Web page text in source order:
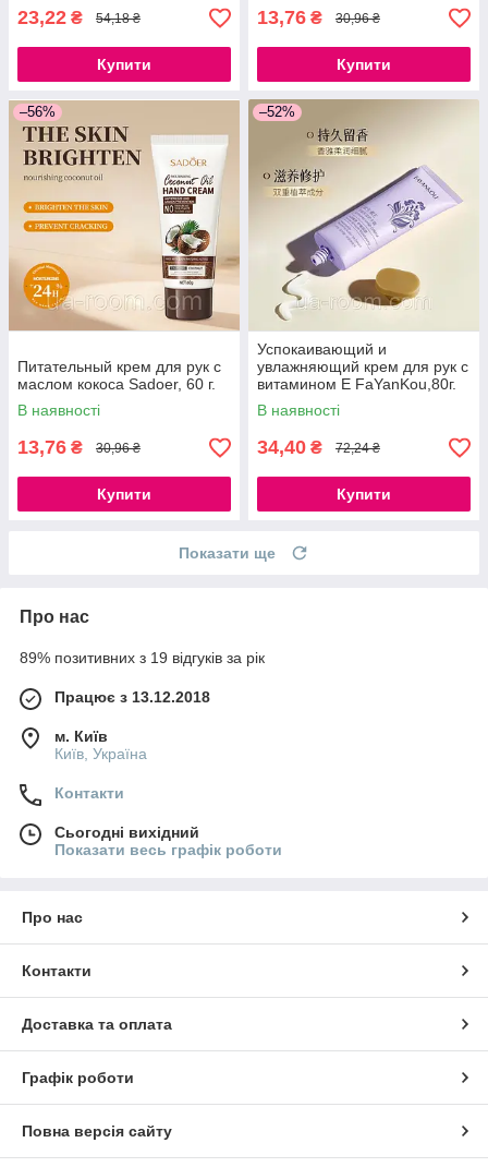
23,22 ₴ 54,18 ₴
Купити
13,76 ₴ 30,96 ₴
Купити
–56%
Питательный крем для рук с
маслом кокоса Sadoer, 60 г.
В наявності
13,76 ₴ 30,96 ₴
Купити
–52%
Успокаивающий и
увлажняющий крем для рук с
витамином Е FaYanKou,80г.
В наявності
34,40 ₴ 72,24 ₴
Купити
Показати ще
Про нас
89% позитивних з 19 відгуків за рік
Працює з 13.12.2018
м. Київ
Київ, Україна
Контакти
Сьогодні вихідний
Показати весь графік роботи
Про нас
Контакти
Доставка та оплата
Графік роботи
Повна версія сайту